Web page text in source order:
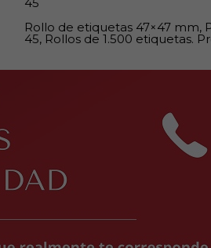
Rollo de etiquetas 47×47 mm,
45, Rollos de 1.500 etiquetas.